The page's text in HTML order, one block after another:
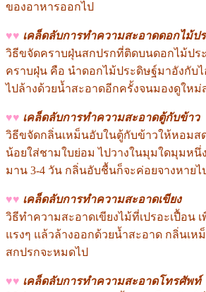
ของอาหารออกไป
♥♥ เคล็ดลับการทำความสะอาดดอกไม้ป
วิธีขจัดคราบฝุ่นสกปรกที่ติดบนดอกไม้ปร
คราบฝุ่น คือ นำดอกไม้ประดิษฐ์มาอังกับ
ไปล้างด้วยน้ำสะอาดอีกครั้งจนมองดูใหม่
♥♥ เคล็ดลับการทำความสะอาดตู้กับข้าว
วิธีขจัดกลิ่นเหม็นอับในตู้กับข้าวให้หอมส
น้อยใส่ชามใบย่อม ไปวางในมุมใดมุมหนึ่
มาน 3-4 วัน กลิ่นอับชื้นก็จะค่อยจางหายไ
♥♥ เคล็ดลับการทำความสะอาดเขียง
วิธีทำความสะอาดเขียงไม้ที่เปรอะเปื้อน
แรงๆ แล้วล้างออกด้วยน้ำสะอาด กลิ่นเห
สกปรกจะหมดไป
♥♥ เคล็ดลับการทำความสะอาดโทรศัพท์